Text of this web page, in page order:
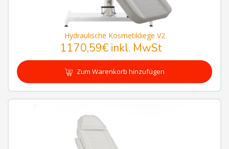
Hydraulische Kosmetikliege V2
1170,59€ inkl. MwSt
Zum Warenkorb hinzufügen